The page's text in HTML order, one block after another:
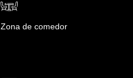
Zona de comedor